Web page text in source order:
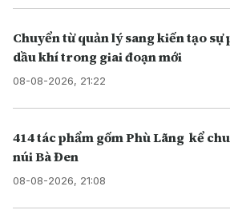
Chuyển từ quản lý sang kiến tạo
dầu khí trong giai đoạn mới
08-08-2026, 21:22
414 tác phẩm gốm Phù Lãng kể
núi Bà Đen
08-08-2026, 21:08